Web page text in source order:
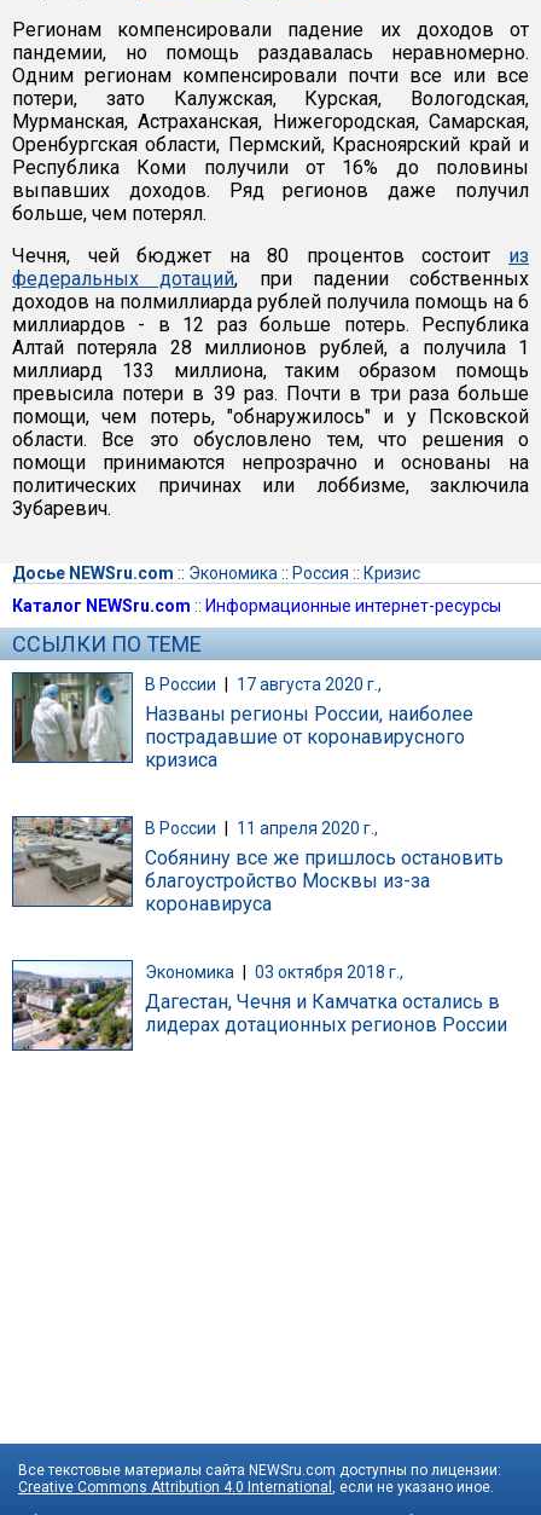
Регионам компенсировали падение их доходов от
пандемии, но помощь раздавалась неравномерно.
Одним регионам компенсировали почти все или все
потери, зато Калужская, Курская, Вологодская,
Мурманская, Астраханская, Нижегородская, Самарская,
Оренбургская области, Пермский, Красноярский край и
Республика Коми получили от 16% до половины
выпавших доходов. Ряд регионов даже получил
больше, чем потерял.
Чечня, чей бюджет на 80 процентов состоит из
федеральных дотаций, при падении собственных
доходов на полмиллиарда рублей получила помощь на 6
миллиардов - в 12 раз больше потерь. Республика
Алтай потеряла 28 миллионов рублей, а получила 1
миллиард 133 миллиона, таким образом помощь
превысила потери в 39 раз. Почти в три раза больше
помощи, чем потерь, "обнаружилось" и у Псковской
области. Все это обусловлено тем, что решения о
помощи принимаются непрозрачно и основаны на
политических причинах или лоббизме, заключила
Зубаревич.
Досье NEWSru.com :: Экономика :: Россия :: Кризис
Каталог NEWSru.com :: Информационные интернет-ресурсы
ССЫЛКИ ПО ТЕМЕ
В России | 17 августа 2020 г.,
Названы регионы России, наиболее
пострадавшие от коронавирусного
кризиса
В России 11 апреля 2020 г.,
Собянину все же пришлось остановить
благоустройство Москвы из-за
коронавируса
Экономика 03 октября 2018 г.,
Дагестан, Чечня и Камчатка остались в
лидерах дотационных регионов России
Все текстовые материалы сайта NEWSru.com доступны по лицензии:
Creative Commons Attribution 4.0 International , если не указано иное.